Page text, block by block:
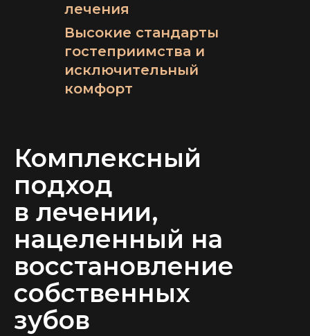
лечения
Высокие стандарты
гостеприимства и
исключительный
комфорт
Комплексный
подход
в лечении,
нацеленный на
восстановление
собственных
зубов